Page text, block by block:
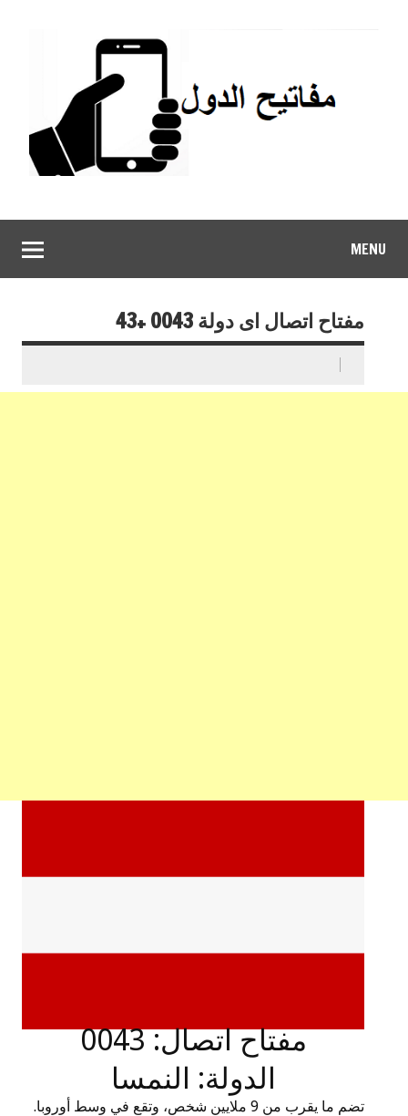
MENU
مفتاح اتصال اى دولة 0043 +43
مفتاح اتصال: 0043
الدولة: النمسا
تضم ما يقرب من 9 ملايين شخص، وتقع في وسط أوروبا.